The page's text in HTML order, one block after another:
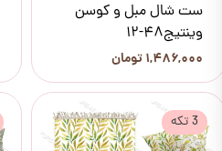
ست شال مبل و کوسن
وینتیج48-12
۱,۴۸۶,۰۰۰ تومان
3 تکه